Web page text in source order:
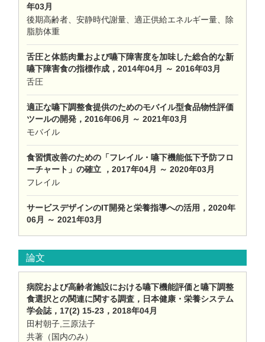
年03月
後期高齢者、安静時代謝量、適正供給エネルギー量、除
脂肪体重
舌圧と体筋肉量および嚥下障害度を加味した総合的な新
嚥下障害食の指標作成，2014年04月 ～ 2016年03月
舌圧
適正な嚥下調整食提供のためのモバイル型食品物性評価
ツールの開発，2016年06月 ～ 2021年03月
モバイル
食習慣改善のための「フレイル・嚥下機能低下予防フロ
ーチャート」の確立 ，2017年04月 ～ 2020年03月
フレイル
サービスデザインのIT開発と栄養指導への活用，2020年
06月 ～ 2021年03月
論文
病院および高齢者施設における嚥下機能評価と嚥下調整
食選択との関連に関する調査，日本健康・栄養システム
学会誌，17(2) 15-23，2018年04月
田村朝子,三原法子
共著（国内のみ）